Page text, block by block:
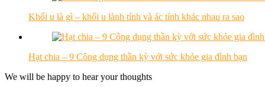
Khối u là gì – khối u lành tính và ác tính khác nhau ra sao
Hạt chia – 9 Công dụng thần kỳ với sức khỏe gia đình bạn
We will be happy to hear your thoughts